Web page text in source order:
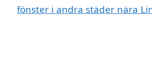
fönster i andra städer nära